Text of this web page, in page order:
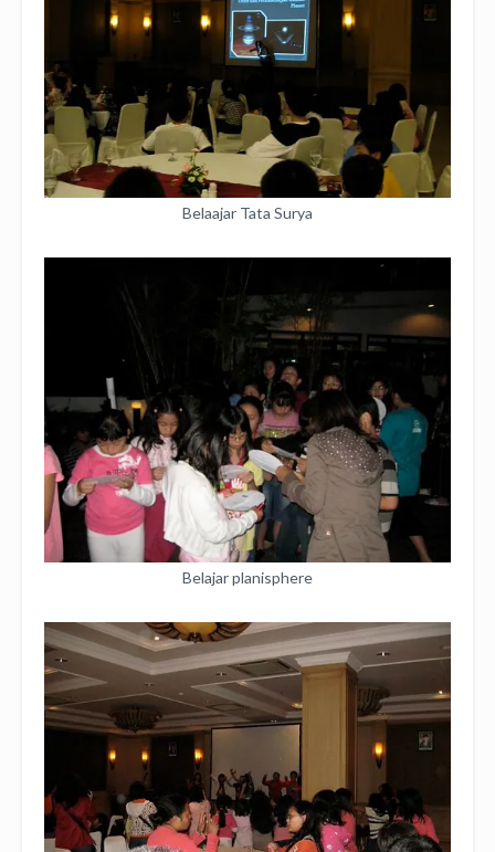
Belaajar Tata Surya
Belajar planisphere